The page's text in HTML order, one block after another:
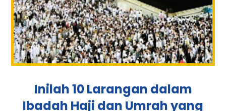
Inilah 10 Larangan dalam
Ibadah Haji dan Umrah yang